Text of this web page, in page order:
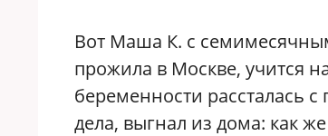
Вот Маша К. с
прожила в Москве, учится
беременности рассталась
дела, выгнал из дома: как